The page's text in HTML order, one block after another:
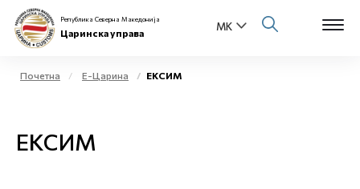
Република Северна Македонија
Царинска управа
Почетна Е-Царина ЕКСИМ
ЕКСИМ